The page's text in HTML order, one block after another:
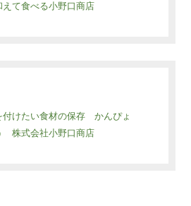
て食べる小野口商店
付けたい食材の保存 かんぴょ
株式会社小野口商店